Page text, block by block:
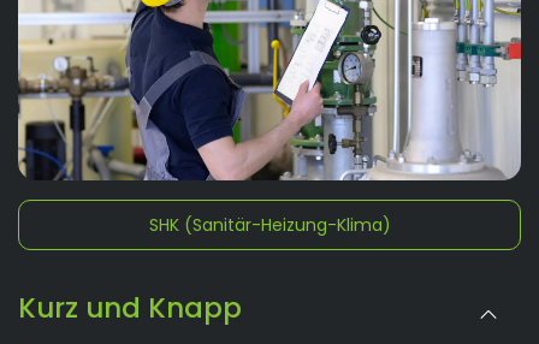
SHK (Sanitär-Heizung-Klima)
Kurz und Knapp